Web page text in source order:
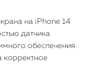
на iPhone 14
датчика
обеспечения.
корректное